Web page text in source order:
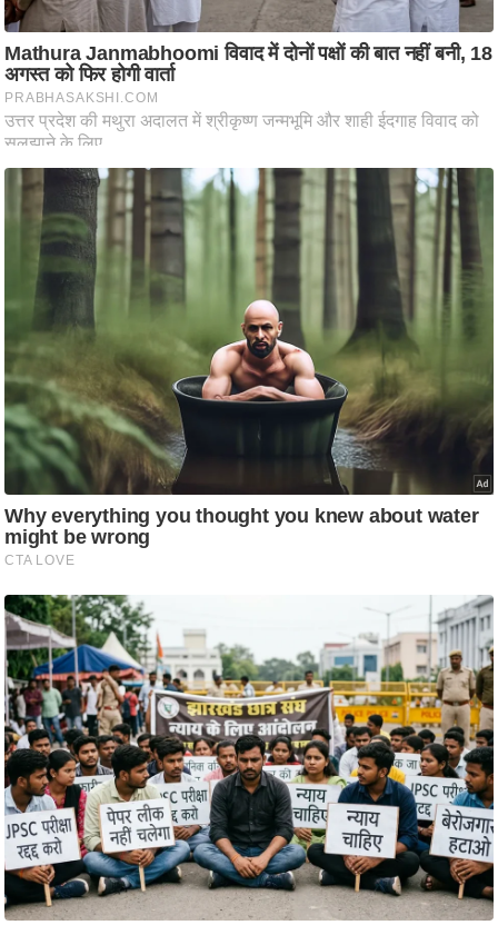
.
आ
ई
.
चा
य
प
स
मी
ध
र्म
ज्यो
ति
ष
प्र
भु
म
मा
/
ध
र्म
स्थ
ल
व्र
त
त्यो
हा
र